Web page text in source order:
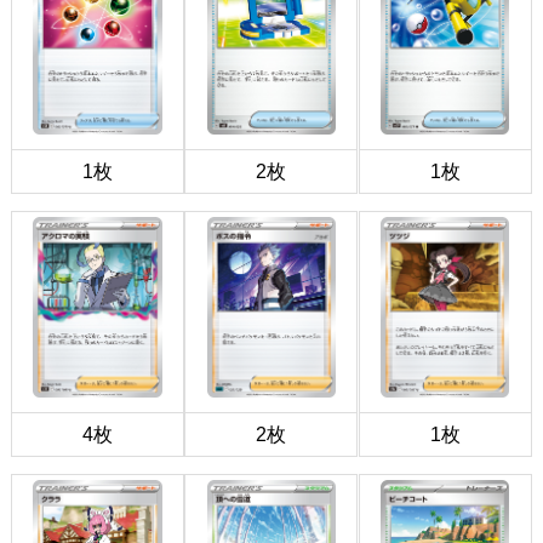
1枚 2枚 1枚
4枚 2枚 1枚